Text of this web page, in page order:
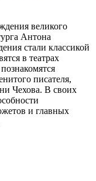
великого
Антона
стали классикой
в театрах
писателя,
Чехова. В своих
и главных